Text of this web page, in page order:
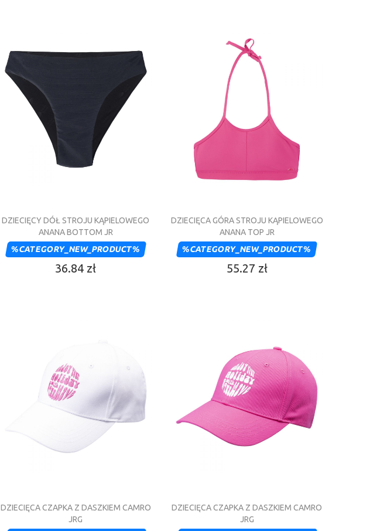
DZIECIĘCY DÓŁ STROJU KĄPIELOWEGO
ANANA BOTTOM JR
%CATEGORY_NEW_PRODUCT%
36.84 zł
DZIECIĘCA GÓRA STROJU KĄPIELOWEGO
ANANA TOP JR
%CATEGORY_NEW_PRODUCT%
55.27 zł
DZIECIĘCA CZAPKA Z DASZKIEM CAMRO
JRG
DZIECIĘCA CZAPKA Z DASZKIEM CAMRO
JRG